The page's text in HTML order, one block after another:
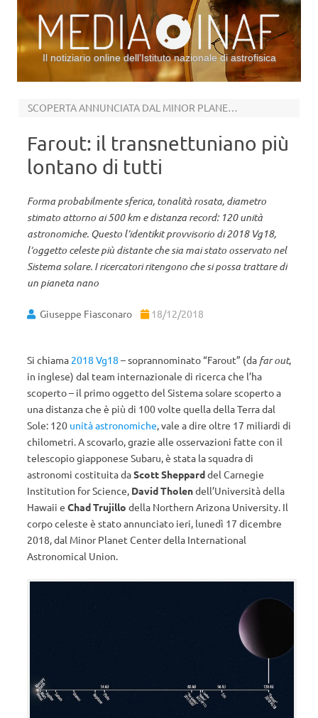
Il notiziario online dell’Istituto nazionale di astrofisica
SCOPERTA ANNUNCIATA DAL MINOR PLANET CENTER
Farout: il transnettuniano più
lontano di tutti
Forma probabilmente sferica, tonalità rosata, diametro
stimato attorno ai 500 km e distanza record: 120 unità
astronomiche. Questo l’identikit provvisorio di 2018 Vg18,
l‘oggetto celeste più distante che sia mai stato osservato nel
Sistema solare. I ricercatori ritengono che si possa trattare di
un pianeta nano
Giuseppe Fiasconaro 18/12/2018
Si chiama 2018 Vg18 – soprannominato “Farout” (da far out,
in inglese) dal team internazionale di ricerca che l’ha
scoperto – il primo oggetto del Sistema solare scoperto a
una distanza che è più di 100 volte quella della Terra dal
Sole: 120 unità astronomiche, vale a dire oltre 17 miliardi di
chilometri. A scovarlo, grazie alle osservazioni fatte con il
telescopio giapponese Subaru, è stata la squadra di
astronomi costituita daScott Shepparddel Carnegie
Institution for Science, David Tholendell’Università della
Hawaii e Chad Trujillo della Northern Arizona University. Il
corpo celeste è stato annunciato ieri, lunedì 17 dicembre
2018, dal Minor Planet Center della International
Astronomical Union.